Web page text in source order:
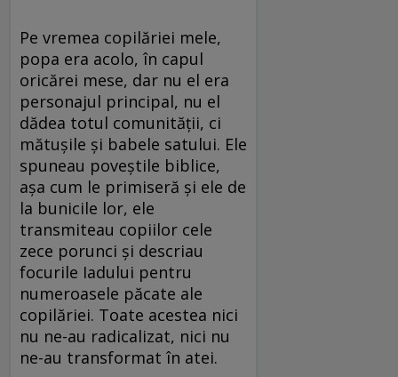
Pe vremea copilăriei mele,
popa era acolo, în capul
oricărei mese, dar nu el era
personajul principal, nu el
dădea totul comunităţii, ci
mătuşile şi babele satului. Ele
spuneau poveştile biblice,
aşa cum le primiseră şi ele de
la bunicile lor, ele
transmiteau copiilor cele
zece porunci şi descriau
focurile Iadului pentru
numeroasele păcate ale
copilăriei. Toate acestea nici
nu ne-au radicalizat, nici nu
ne-au transformat în atei.